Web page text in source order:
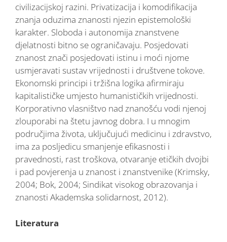
civilizacijskoj razini. Privatizacija i komodifikacija
znanja oduzima znanosti njezin epistemološki
karakter. Sloboda i autonomija znanstvene
djelatnosti bitno se ograničavaju. Posjedovati
znanost znači posjedovati istinu i moći njome
usmjeravati sustav vrijednosti i društvene tokove.
Ekonomski principi i tržišna logika afirmiraju
kapitalističke umjesto humanističkih vrijednosti.
Korporativno vlasništvo nad znanošću vodi njenoj
zlouporabi na štetu javnog dobra. I u mnogim
područjima života, uključujući medicinu i zdravstvo,
ima za posljedicu smanjenje efikasnosti i
pravednosti, rast troškova, otvaranje etičkih dvojbi
i pad povjerenja u znanost i znanstvenike (Krimsky,
2004; Bok, 2004; Sindikat visokog obrazovanja i
znanosti Akademska solidarnost, 2012).
Literatura